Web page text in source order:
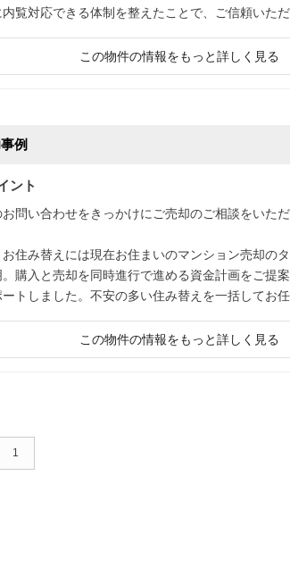
覧対応できる体制を整えたことで、ご信頼いた
この物件の情報をもっと詳しく見る
例
ント
問い合わせをきっかけにご売却のご相談をいた
住み替えには現在お住まいのマンション売却の
購入と売却を同時進行で進める資金計画をご提
トしました。不安の多い住み替えを一括してお
この物件の情報をもっと詳しく見る
1